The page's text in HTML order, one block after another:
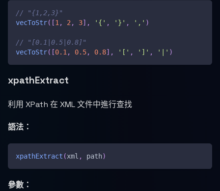
// "{1,2,3}"
vecToStr( [1 , 2 , 3] , '{' , '}' , ',' )
// "[0.1|0.5|0.8]"
vecToStr( [0.1 , 0.5, 0.8] , '[' , ']' , '|' )
xpathExtract
利用 XPath 在 XML 文件中進行查找
語法：
xpathExtract (xml , path)
參數：